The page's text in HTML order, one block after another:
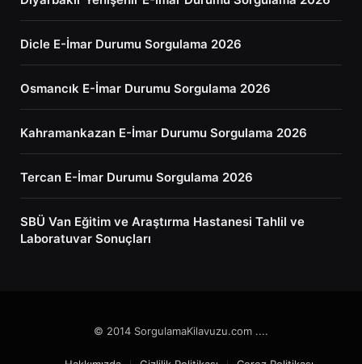
Dicle E-İmar Durumu Sorgulama 2026
Osmancık E-İmar Durumu Sorgulama 2026
Kahramankazan E-İmar Durumu Sorgulama 2026
Tercan E-İmar Durumu Sorgulama 2026
SBÜ Van Eğitim ve Araştırma Hastanesi Tahlil ve
Laboratuvar Sonuçları
© 2014 SorgulamaKilavuzu.com ....